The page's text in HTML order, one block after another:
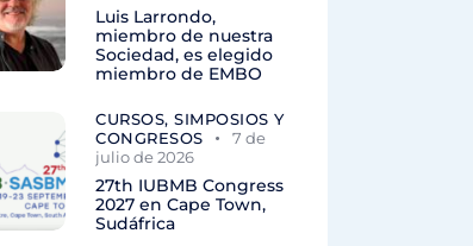
Luis Larrondo,
miembro de nuestra
Sociedad, es elegido
miembro de EMBO
CURSOS, SIMPOSIOS Y
CONGRESOS
7 de
julio de 2026
27th IUBMB Congress
2027 en Cape Town,
Sudáfrica